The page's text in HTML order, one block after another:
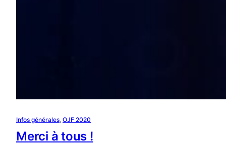
Infos générales, OJF 2020
Merci à tous !